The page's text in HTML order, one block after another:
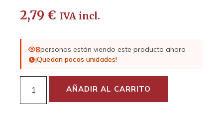
2,79 € IVA incl.
8personas están viendo este producto ahora
¡Quedan pocas unidades!
AÑADIR AL CARRITO